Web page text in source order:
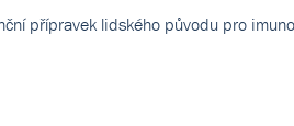
přípravek lidského původu pro